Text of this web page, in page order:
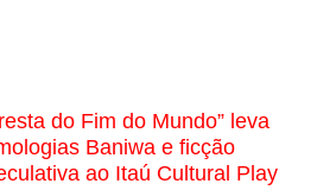
do Fim do Mundo” leva
Baniwa e ficção
ao Itaú Cultural Play